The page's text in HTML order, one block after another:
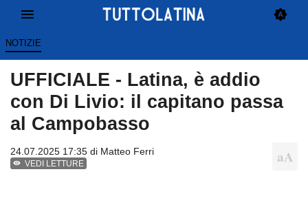
NOTIZIE
UFFICIALE - Latina, è addio
con Di Livio: il capitano passa
al Campobasso
24.07.2025 17:35 di Matteo Ferri
VEDI LETTURE